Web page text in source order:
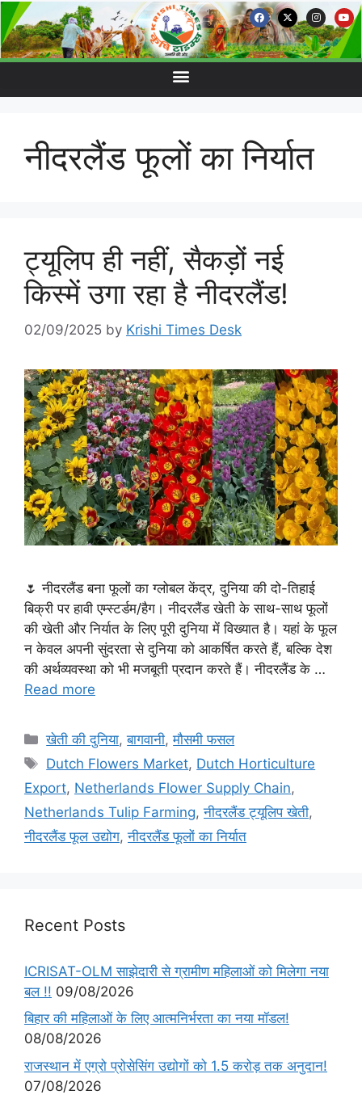
नीदरलैंड फूलों का निर्यात
ट्यूलिप ही नहीं, सैकड़ों नई
किस्में उगा रहा है नीदरलैंड!
02/09/2025 by Krishi Times Desk
🌷 नीदरलैंड बना फूलों का ग्लोबल केंद्र, दुनिया की दो-तिहाई
बिक्री पर हावी एम्स्टर्डम/हैग। नीदरलैंड खेती के साथ-साथ फूलों
की खेती और निर्यात के लिए पूरी दुनिया में विख्यात है। यहां के फूल
न केवल अपनी सुंदरता से दुनिया को आकर्षित करते हैं, बल्कि देश
की अर्थव्यवस्था को भी मजबूती प्रदान करते हैं। नीदरलैंड के …
Read more
खेती की दुनिया,बागवानी,मौसमी फसल
Dutch Flowers Market, Dutch Horticulture
Export, Netherlands Flower Supply Chain,
Netherlands Tulip Farming,नीदरलैंड ट्यूलिप खेती,
नीदरलैंड फूल उद्योग,नीदरलैंड फूलों का निर्यात
Recent Posts
ICRISAT-OLM साझेदारी से ग्रामीण महिलाओं को मिलेगा नया
बल !! 09/08/2026
बिहार की महिलाओं के लिए आत्मनिर्भरता का नया मॉडल!
08/08/2026
राजस्थान में एग्रो प्रोसेसिंग उद्योगों को 1.5 करोड़ तक अनुदान!
07/08/2026